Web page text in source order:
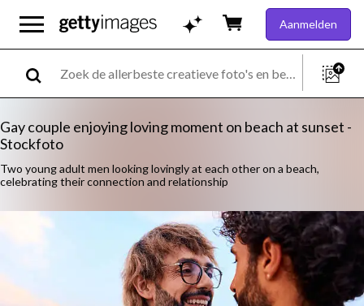
Aanmelden
Gay couple enjoying loving moment on beach at sunset -
Stockfoto
Two young adult men looking lovingly at each other on a beach,
celebrating their connection and relationship